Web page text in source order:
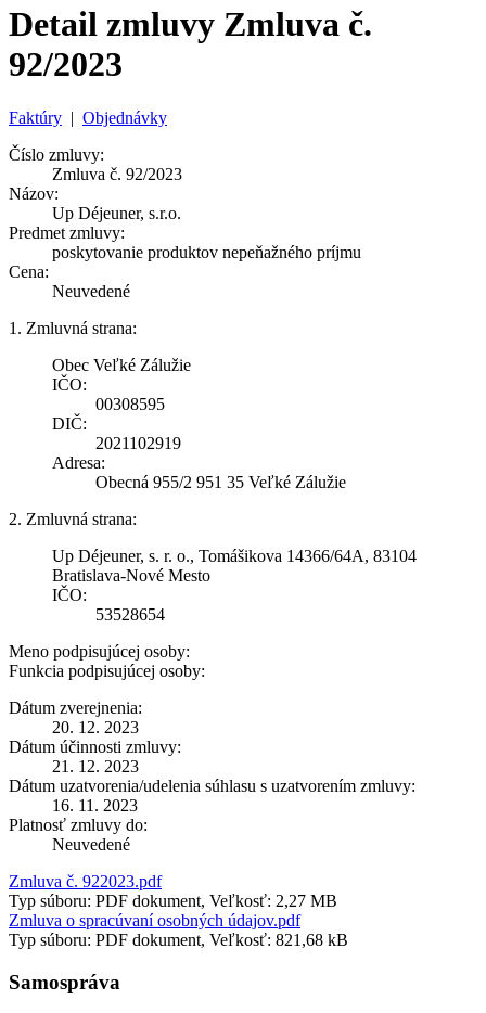
Detail zmluvy Zmluva č.
92/2023
Faktúry | Objednávky
Číslo zmluvy:
Zmluva č. 92/2023
Názov:
Up Déjeuner, s.r.o.
Predmet zmluvy:
poskytovanie produktov nepeňažného príjmu
Cena:
Neuvedené
1. Zmluvná strana:
Obec Veľké Zálužie
IČO:
00308595
DIČ:
2021102919
Adresa:
Obecná 955/2 951 35 Veľké Zálužie
2. Zmluvná strana:
Up Déjeuner, s. r. o., Tomášikova 14366/64A, 83104
Bratislava-Nové Mesto
IČO:
53528654
Meno podpisujúcej osoby:
Funkcia podpisujúcej osoby:
Dátum zverejnenia:
20. 12. 2023
Dátum účinnosti zmluvy:
21. 12. 2023
Dátum uzatvorenia/udelenia súhlasu s uzatvorením zmluvy:
16. 11. 2023
Platnosť zmluvy do:
Neuvedené
Zmluva č. 922023.pdf
Typ súboru: PDF dokument, Veľkosť: 2,27 MB
Zmluva o spracúvaní osobných údajov.pdf
Typ súboru: PDF dokument, Veľkosť: 821,68 kB
Samospráva